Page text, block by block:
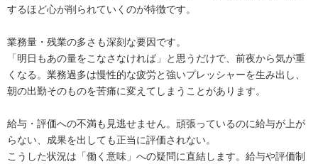
するほど心が削られていくのが特徴です。
業務量・残業の多さも深刻な要因です。
「明日もあの量をこなさなければ」と思うだけで、前夜から気が重
くなる。業務過多は慢性的な疲労と強いプレッシャーを生み出し、
朝の出勤そのものを苦痛に変えてしまうことがあります。
給与・評価への不満も見逃せません。頑張っているのに給与が上が
らない、成果を出しても正当に評価されない。
こうした状況は「働く意味」への疑問に直結します。給与や評価制